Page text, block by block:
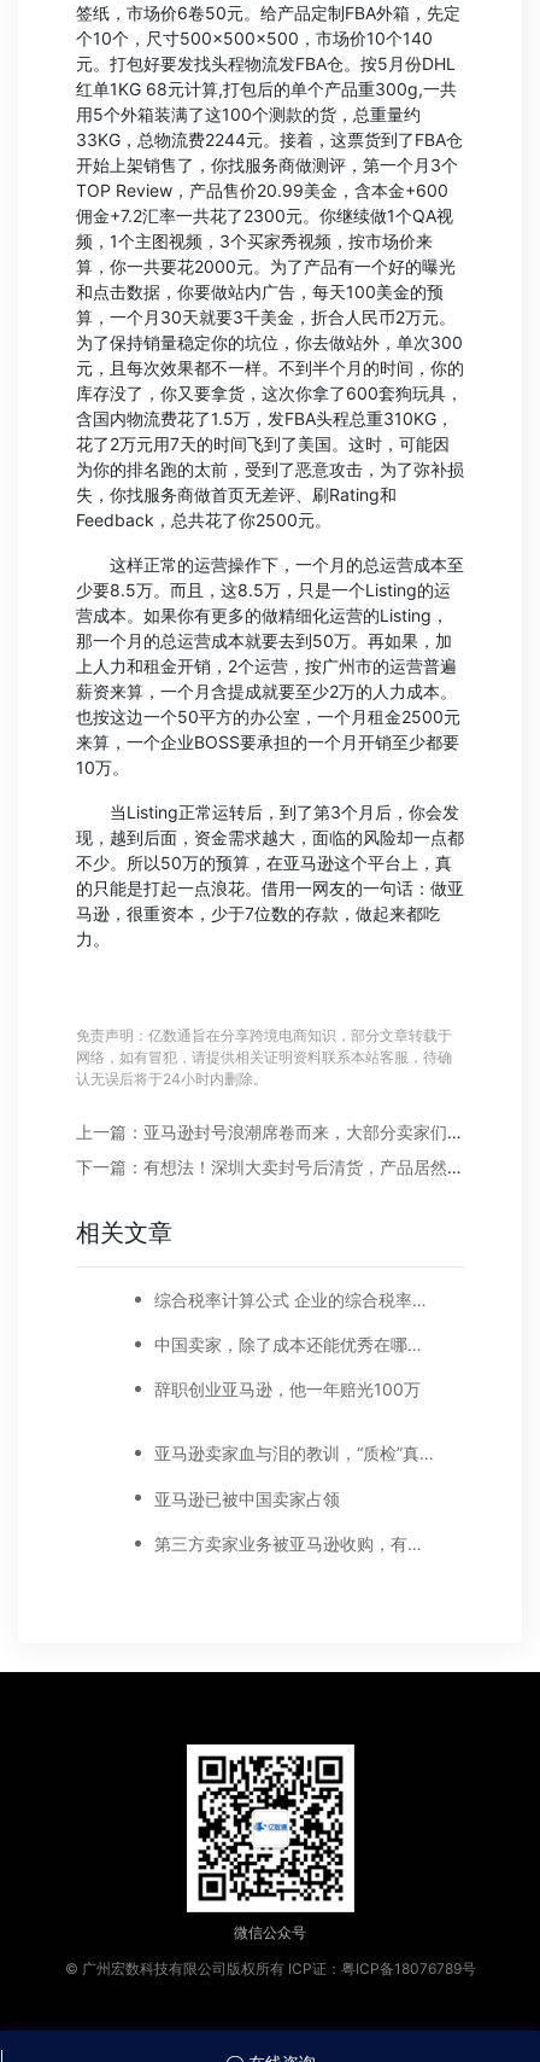
签纸，市场价6卷50元。给产品定制FBA外箱，先定
个10个，尺寸500×500×500，市场价10个140
元。打包好要发找头程物流发FBA仓。按5月份DHL
红单1KG 68元计算,打包后的单个产品重300g,一共
用5个外箱装满了这100个测款的货，总重量约
33KG，总物流费2244元。接着，这票货到了FBA仓
开始上架销售了，你找服务商做测评，第一个月3个
TOP Review，产品售价20.99美金，含本金+600
佣金+7.2汇率一共花了2300元。你继续做1个QA视
频，1个主图视频，3个买家秀视频，按市场价来
算，你一共要花2000元。为了产品有一个好的曝光
和点击数据，你要做站内广告，每天100美金的预
算，一个月30天就要3千美金，折合人民币2万元。
为了保持销量稳定你的坑位，你去做站外，单次300
元，且每次效果都不一样。不到半个月的时间，你的
库存没了，你又要拿货，这次你拿了600套狗玩具，
含国内物流费花了1.5万，发FBA头程总重310KG，
花了2万元用7天的时间飞到了美国。这时，可能因
为你的排名跑的太前，受到了恶意攻击，为了弥补损
失，你找服务商做首页无差评、刷Rating和
Feedback，总共花了你2500元。
这样正常的运营操作下，一个月的总运营成本至
少要8.5万。而且，这8.5万，只是一个Listing的运
营成本。如果你有更多的做精细化运营的Listing，
那一个月的总运营成本就要去到50万。再如果，加
上人力和租金开销，2个运营，按广州市的运营普遍
薪资来算，一个月含提成就要至少2万的人力成本。
也按这边一个50平方的办公室，一个月租金2500元
来算，一个企业BOSS要承担的一个月开销至少都要
10万。
当Listing正常运转后，到了第3个月后，你会发
现，越到后面，资金需求越大，面临的风险却一点都
不少。所以50万的预算，在亚马逊这个平台上，真
的只能是打起一点浪花。借用一网友的一句话：做亚
马逊，很重资本，少于7位数的存款，做起来都吃
力。
免责声明：亿数通旨在分享跨境电商知识，部分文章转载于
网络，如有冒犯，请提供相关证明资料联系本站客服，待确
认无误后将于24小时内删除。
上一篇：亚马逊封号浪潮席卷而来，大部分卖家们瑟瑟发抖!有卖家能置身事外吗?
下一篇：有想法！深圳大卖封号后清货，产品居然出现在娃娃机里！
相关文章
综合税率计算公式 企业的综合税率怎么计算
中国卖家，除了成本还能优秀在哪里？
辞职创业亚马逊，他一年赔光100万
亚马逊卖家血与泪的教训，“质检”真的很重要！
亚马逊已被中国卖家占领
第三方卖家业务被亚马逊收购，有好处吗？
微信公众号
© 广州宏数科技有限公司版权所有 ICP证：粤ICP备18076789号